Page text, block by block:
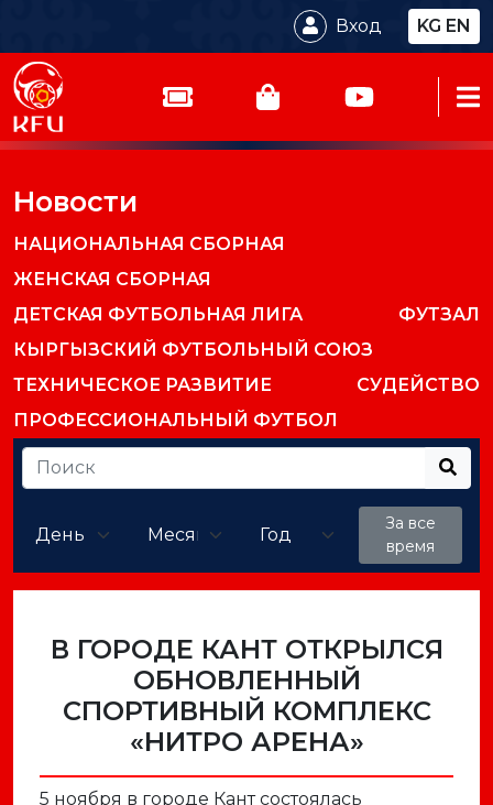
Вход KG EN
Новости
НАЦИОНАЛЬНАЯ СБОРНАЯ
ЖЕНСКАЯ СБОРНАЯ
ДЕТСКАЯ ФУТБОЛЬНАЯ ЛИГА
ФУТЗАЛ
КЫРГЫЗСКИЙ ФУТБОЛЬНЫЙ СОЮЗ
ТЕХНИЧЕСКОЕ РАЗВИТИЕ
СУДЕЙСТВО
ПРОФЕССИОНАЛЬНЫЙ ФУТБОЛ
За все
время
В ГОРОДЕ КАНТ ОТКРЫЛСЯ
ОБНОВЛЕННЫЙ
СПОРТИВНЫЙ КОМПЛЕКС
«НИТРО АРЕНА»
5 ноября в городе Кант состоялась